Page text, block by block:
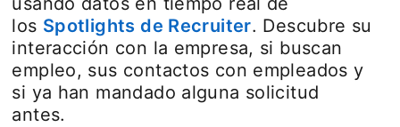
los Spotlights de Recruiteropens in a new
. Descubre su
interacción con la empresa, si buscan
empleo, sus contactos con empleados y
si ya han mandado alguna solicitud
antes.